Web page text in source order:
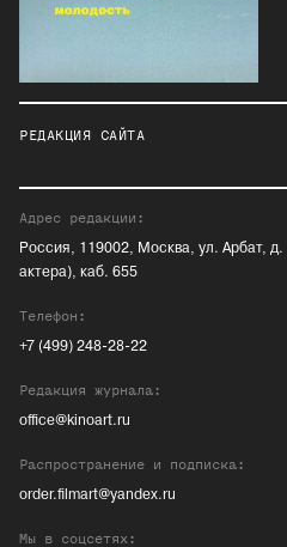
РЕДАКЦИЯ САЙТА
Адрес редакции:
Россия, 119002, Москва, ул. Арбат,
актера), каб. 655
Телефон:
+7 (499) 248-28-22
Редакция журнала:
office@kinoart.ru
Распространение и подписка:
order.filmart@yandex.ru
Мы в соцсетях: